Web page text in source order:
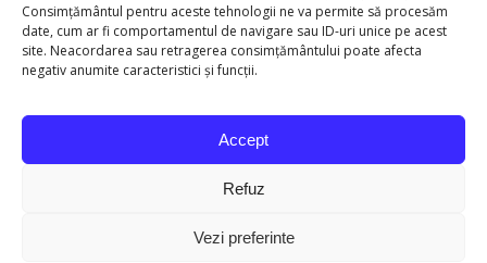
Consimțământul pentru aceste tehnologii ne va permite să procesăm
date, cum ar fi comportamentul de navigare sau ID-uri unice pe acest
site. Neacordarea sau retragerea consimțământului poate afecta
negativ anumite caracteristici și funcții.
Accept
Refuz
Vezi preferinte
Plătește online
Echipa ByArmina - SC CRB
Copyright 2020 - 2024 byArmina.com | byArmina.com